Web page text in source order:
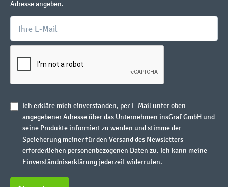
Adresse angeben.
Ich erkläre mich einverstanden, per E-Mail unter oben
angegebener Adresse über das Unternehmen insGraf GmbH und
seine Produkte informiert zu werden und stimme der
Speicherung meiner für den Versand des Newsletters
erforderlichen personenbezogenen Daten zu. Ich kann meine
Einverständniserklärung jederzeit widerrufen.